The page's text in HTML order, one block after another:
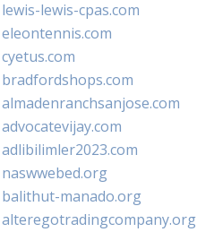
lewis-lewis-cpas.com
eleontennis.com
cyetus.com
bradfordshops.com
almadenranchsanjose.com
advocatevijay.com
adlibilimler2023.com
naswwebed.org
balithut-manado.org
alteregotradingcompany.org